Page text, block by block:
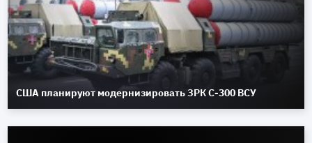
США планируют модернизировать ЗРК С-300 ВСУ